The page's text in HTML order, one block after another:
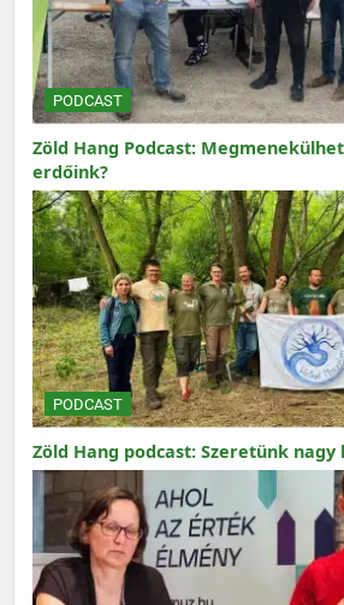
PODCAST
Zöld Hang Podcast:
erdőink?
PODCAST
Zöld Hang podcast: Szeretünk nagy